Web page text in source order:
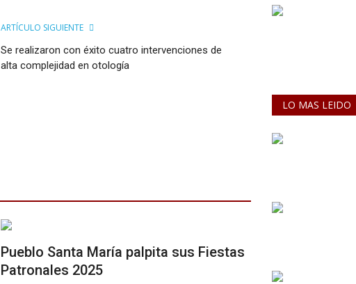
ARTÍCULO SIGUIENTE
Se realizaron con éxito cuatro intervenciones de
alta complejidad en otología
Pueblo Santa María palpita sus Fiestas
Patronales 2025
LO MAS LEIDO